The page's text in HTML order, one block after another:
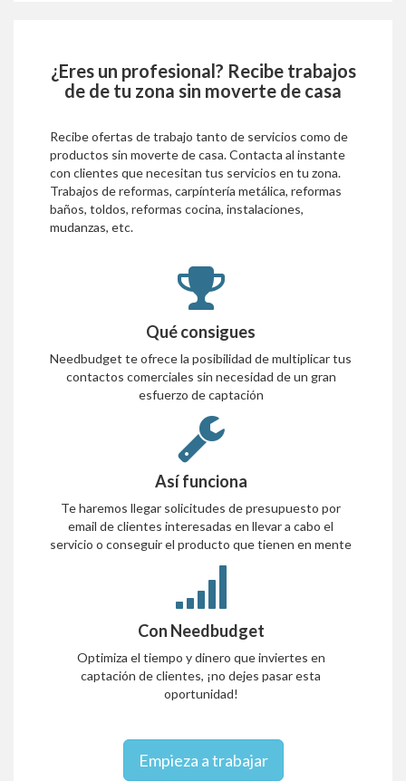
¿Eres un profesional? Recibe trabajos
de de tu zona sin moverte de casa
Recibe ofertas de trabajo tanto de servicios como de
productos sin moverte de casa. Contacta al instante
con clientes que necesitan tus servicios en tu zona.
Trabajos de reformas, carpíntería metálica, reformas
baños, toldos, reformas cocina, instalaciones,
mudanzas, etc.
Qué consigues
Needbudget te ofrece la posibilidad de multiplicar tus
contactos comerciales sin necesidad de un gran
esfuerzo de captación
Así funciona
Te haremos llegar solicitudes de presupuesto por
email de clientes interesadas en llevar a cabo el
servicio o conseguir el producto que tienen en mente
Con Needbudget
Optimiza el tiempo y dinero que inviertes en
captación de clientes, ¡no dejes pasar esta
oportunidad!
Empieza a trabajar